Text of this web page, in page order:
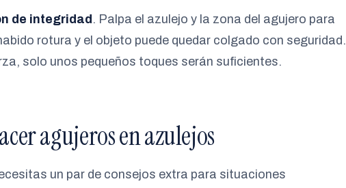
de integridad . Palpa el azulejo y la zona del agujero para
rotura y el objeto puede quedar colgado con seguridad.
solo unos pequeños toques serán suficientes.
agujeros en azulejos
un par de consejos extra para situaciones